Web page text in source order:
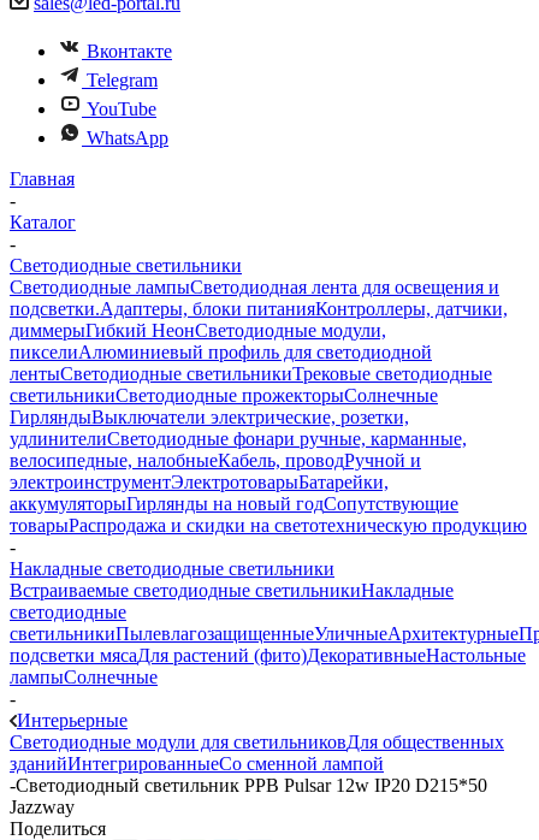
Вконтакте
Telegram
YouTube
WhatsApp
Главная
-
Каталог
-
Светодиодные светильники
Светодиодные лампыСветодиодная лента для освещения и
подсветки.Адаптеры, блоки питанияКонтроллеры, датчики,
диммерыГибкий НеонСветодиодные модули,
пикселиАлюминиевый профиль для светодиодной
лентыСветодиодные светильникиТрековые светодиодные
светильникиСветодиодные прожекторыСолнечные
ГирляндыВыключатели электрические, розетки,
удлинителиСветодиодные фонари ручные, карманные,
велосипедные, налобныеКабель, проводРучной и
электроинструментЭлектротоварыБатарейки,
аккумуляторыГирлянды на новый годСопутствующие
товарыРаспродажа и скидки на светотехническую продукцию
-
Накладные светодиодные светильники
Встраиваемые светодиодные светильникиНакладные
светодиодные
светильникиПылевлагозащищенныеУличныеАрхитектурные
подсветки мясаДля растений (фито)ДекоративныеНастольные
лампыСолнечные
-
Интерьерные
Светодиодные модули для светильниковДля общественных
зданийИнтегрированныеСо сменной лампой
-Светодиодный светильник PPB Pulsar 12w IP20 D215*50
Jazzway
Поделиться